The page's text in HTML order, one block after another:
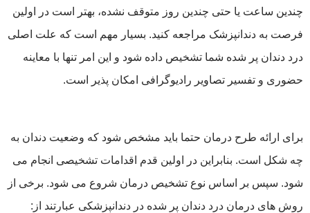
چندین ساعت یا حتی چندین روز متوقف نشده، بهتر است در اولین
فرصت به دندانپزشک مراجعه کنید. بسیار مهم است که علت اصلی
درد دندان پر شده شما تشخیص داده شود و این امر تنها با معاینه
حضوری و تفسیر تصاویر رادیوگرافی امکان پذیر است.
برای ارائه طرح درمان حتما باید مشخص شود که وضعیت دندان به
چه شکل است. بنابراین در اولین قدم اقدامات تشخیصی انجام می
شود. سپس بر اساس نوع تشخیص درمان شروع می شود. برخی از
روش های درمان درد دندان پر شده در دندانپزشکی عبارتند از: